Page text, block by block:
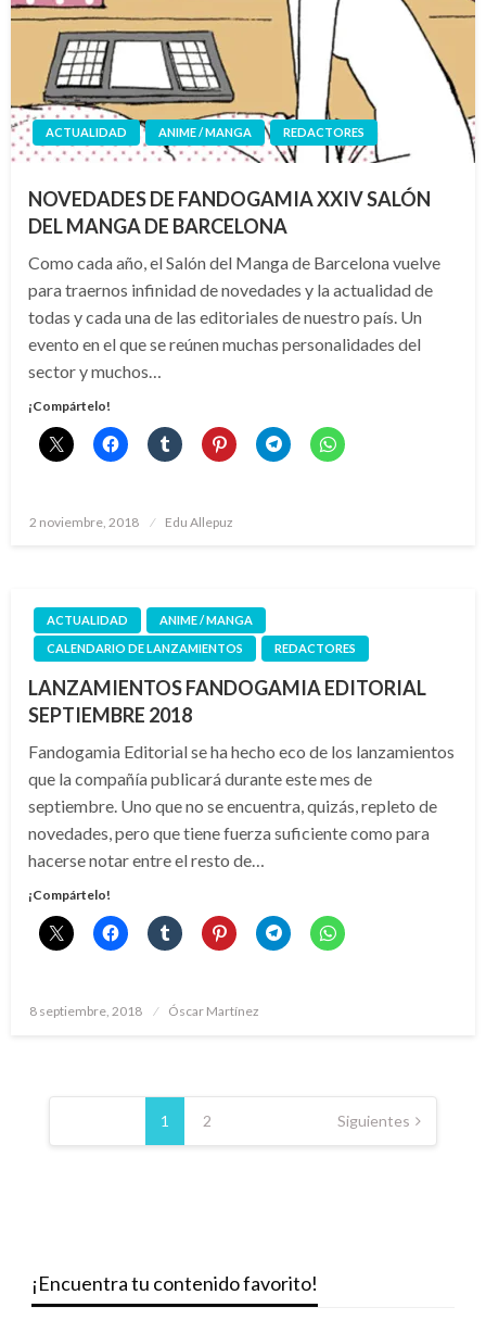
ACTUALIDAD ANIME / MANGA REDACTORES
NOVEDADES DE FANDOGAMIA XXIV SALÓN
DEL MANGA DE BARCELONA
Como cada año, el Salón del Manga de Barcelona vuelve
para traernos infinidad de novedades y la actualidad de
todas y cada una de las editoriales de nuestro país. Un
evento en el que se reúnen muchas personalidades del
sector y muchos…
¡Compártelo!
Publicado
2 noviembre, 2018 Edu Allepuz
ACTUALIDAD
ANIME / MANGA
CALENDARIO DE LANZAMIENTOS
REDACTORES
LANZAMIENTOS FANDOGAMIA EDITORIAL
SEPTIEMBRE 2018
Fandogamia Editorial se ha hecho eco de los lanzamientos
que la compañía publicará durante este mes de
septiembre. Uno que no se encuentra, quizás, repleto de
novedades, pero que tiene fuerza suficiente como para
hacerse notar entre el resto de…
¡Compártelo!
Publicado
8 septiembre, 2018 Óscar Martínez
Paginación
entradas
1 2 Siguientes
¡Encuentra tu contenido favorito!